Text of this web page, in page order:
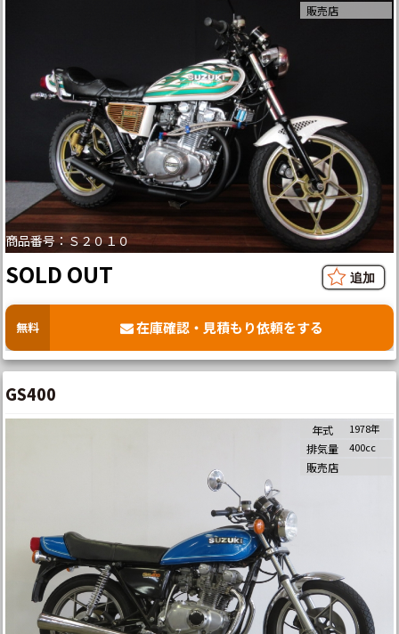
商品番号：Ｓ２０１０
販売店
SOLD OUT
無料 在庫確認・見積もり依頼をする
GS400
年式 1978年
排気量 400cc
販売店